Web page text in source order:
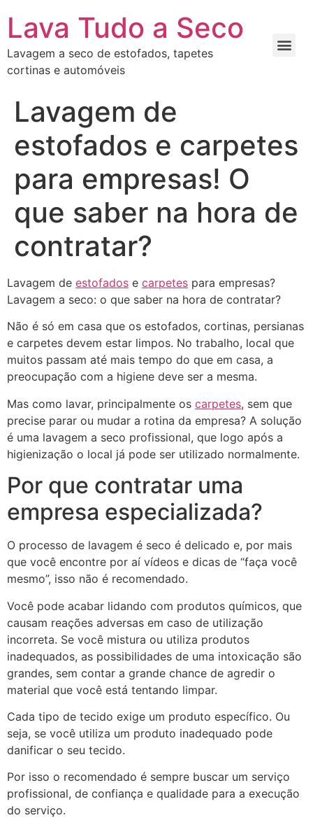
Lava Tudo a Seco
Lavagem a seco de estofados, tapetes
cortinas e automóveis
Lavagem de
estofados e carpetes
para empresas! O
que saber na hora de
contratar?
Lavagem de estofados e carpetes para empresas?
Lavagem a seco: o que saber na hora de contratar?
Não é só em casa que os estofados, cortinas, persianas
e carpetes devem estar limpos. No trabalho, local que
muitos passam até mais tempo do que em casa, a
preocupação com a higiene deve ser a mesma.
Mas como lavar, principalmente os carpetes, sem que
precise parar ou mudar a rotina da empresa? A solução
é uma lavagem a seco profissional, que logo após a
higienização o local já pode ser utilizado normalmente.
Por que contratar uma
empresa especializada?
O processo de lavagem é seco é delicado e, por mais
que você encontre por aí vídeos e dicas de “faça você
mesmo”, isso não é recomendado.
Você pode acabar lidando com produtos químicos, que
causam reações adversas em caso de utilização
incorreta. Se você mistura ou utiliza produtos
inadequados, as possibilidades de uma intoxicação são
grandes, sem contar a grande chance de agredir o
material que você está tentando limpar.
Cada tipo de tecido exige um produto específico. Ou
seja, se você utiliza um produto inadequado pode
danificar o seu tecido.
Por isso o recomendado é sempre buscar um serviço
profissional, de confiança e qualidade para a execução
do serviço.